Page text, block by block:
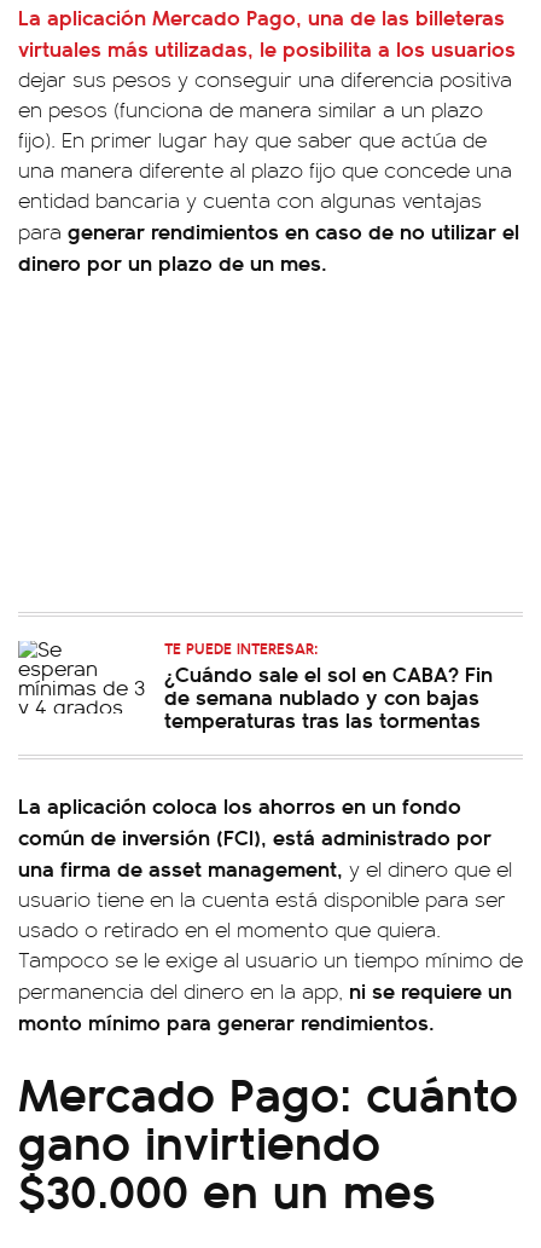
La aplicación Mercado Pago, una de las billeteras
virtuales más utilizadas, le posibilita a los usuarios
dejar sus pesos y conseguir una diferencia positiva
en pesos (funciona de manera similar a un plazo
fijo). En primer lugar hay que saber que actúa de
una manera diferente al plazo fijo que concede una
entidad bancaria y cuenta con algunas ventajas
para generar rendimientos en caso de no utilizar el
dinero por un plazo de un mes.
TE PUEDE INTERESAR:
¿Cuándo sale el sol en CABA? Fin
de semana nublado y con bajas
temperaturas tras las tormentas
La aplicación coloca los ahorros en un fondo
común de inversión (FCI), está administrado por
una firma de asset management, y el dinero que el
usuario tiene en la cuenta está disponible para ser
usado o retirado en el momento que quiera.
Tampoco se le exige al usuario un tiempo mínimo de
permanencia del dinero en la app, ni se requiere un
monto mínimo para generar rendimientos.
Mercado Pago: cuánto
gano invirtiendo
$30.000 en un mes